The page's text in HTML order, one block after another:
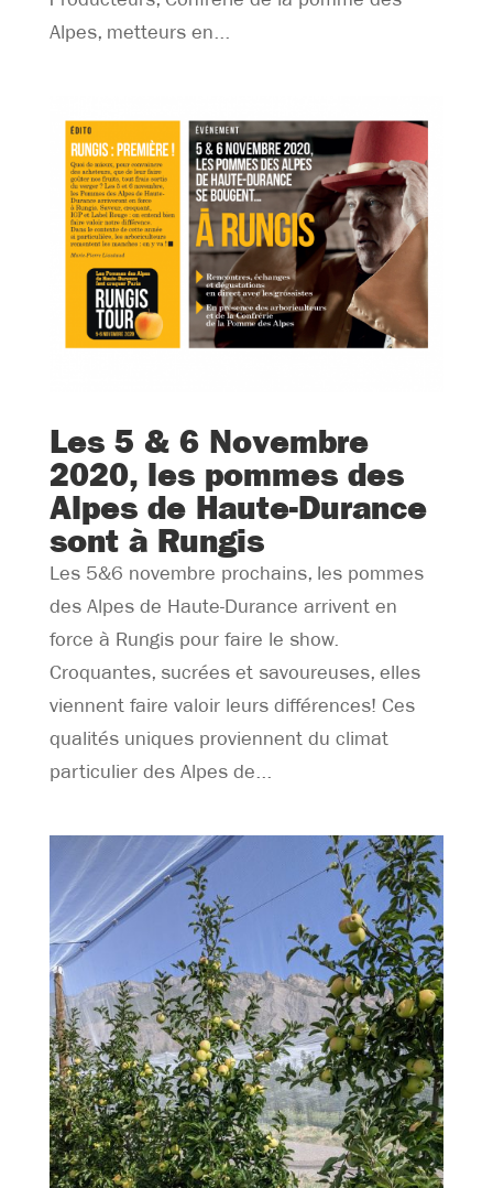
Alpes, metteurs en...
Les 5 & 6 Novembre
2020, les pommes des
Alpes de Haute-Durance
sont à Rungis
Les 5&6 novembre prochains, les pommes
des Alpes de Haute-Durance arrivent en
force à Rungis pour faire le show.
Croquantes, sucrées et savoureuses, elles
viennent faire valoir leurs différences! Ces
qualités uniques proviennent du climat
particulier des Alpes de...